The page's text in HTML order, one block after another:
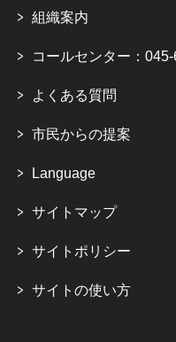
組織案内
コールセンター：
よくある質問
市民からの提案
Language
サイトマップ
サイトポリシー
サイトの使い方